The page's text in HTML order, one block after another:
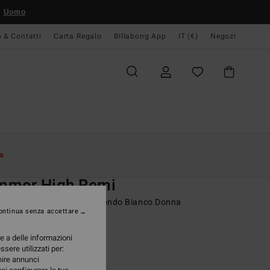
Uomo
& Contatti Carta Regalo Billabong App IT (€) Negozi
High Remi
bikini con scollo profondo Bianco Donna
63%
€
a delle informazioni
utilizzati per:
annunci
senza accettare